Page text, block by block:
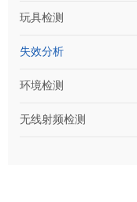
玩具检测
失效分析
环境检测
无线射频检测